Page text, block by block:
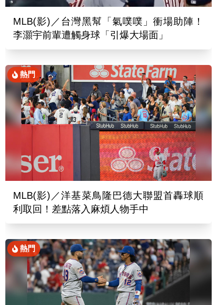
MLB(影)／台灣黑幫「氣噗噗」衝場助陣！
李灝宇前輩遭觸身球「引爆大場面」
熱門
MLB(影)／洋基菜鳥隆巴德大聯盟首轟球順
利取回！差點落入麻煩人物手中
熱門